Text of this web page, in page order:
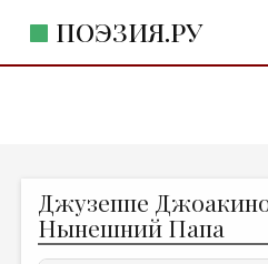
ПОЭЗИЯ.РУ
ЖАНРЫ
АВТОРЫ
Джузеппе
Нынешний Папа